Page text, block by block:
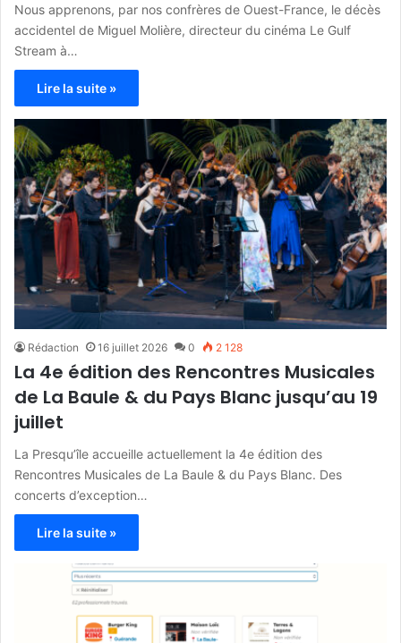
Nous apprenons, par nos confrères de Ouest-France, le décès
accidentel de Miguel Molière, directeur du cinéma Le Gulf
Stream à…
Lire la suite »
Rédaction 16 juillet 2026 0 2 128
La 4e édition des Rencontres Musicales
de La Baule & du Pays Blanc jusqu’au 19
juillet
La Presqu’île accueille actuellement la 4e édition des
Rencontres Musicales de La Baule & du Pays Blanc. Des
concerts d’exception…
Lire la suite »